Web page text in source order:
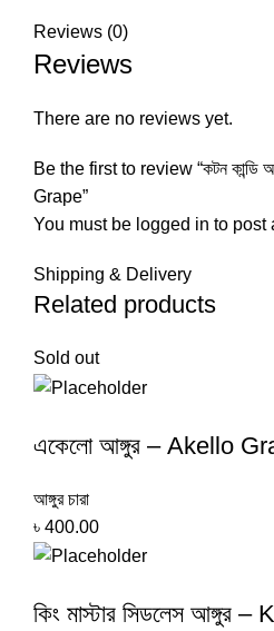
Reviews (0)
Reviews
There are no reviews yet.
Be the first to review “কটন কান্ডি
Grape”
You must be logged in to post
Shipping & Delivery
Related products
Sold out
একেলো আঙ্গুর – Akello
আঙ্গুর চারা
৳ 400.00
কিং মাস্টার সিডলেস আঙ্গুর